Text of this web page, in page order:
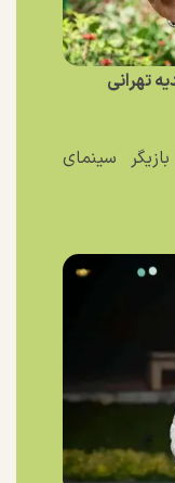
تهرانی
سینمای